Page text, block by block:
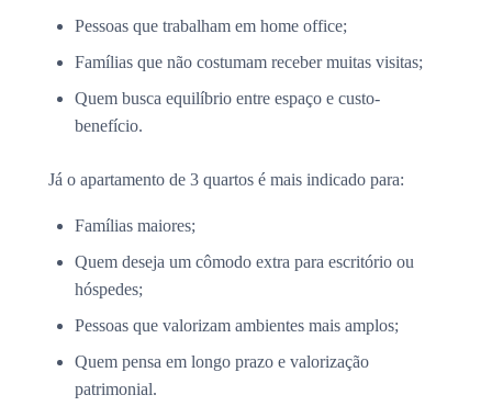
Pessoas que trabalham em home office;
Famílias que não costumam receber muitas visitas;
Quem busca equilíbrio entre espaço e custo-
benefício.
Já o apartamento de 3 quartos é mais indicado para:
Famílias maiores;
Quem deseja um cômodo extra para escritório ou
hóspedes;
Pessoas que valorizam ambientes mais amplos;
Quem pensa em longo prazo e valorização
patrimonial.